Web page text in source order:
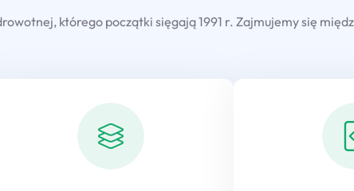
którego początki sięgają 1991 r. Zajmujemy się